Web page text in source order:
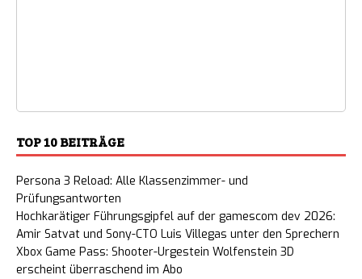
TOP 10 BEITRÄGE
Persona 3 Reload: Alle Klassenzimmer- und
Prüfungsantworten
Hochkarätiger Führungsgipfel auf der gamescom dev 2026:
Amir Satvat und Sony-CTO Luis Villegas unter den Sprechern
Xbox Game Pass: Shooter-Urgestein Wolfenstein 3D
erscheint überraschend im Abo